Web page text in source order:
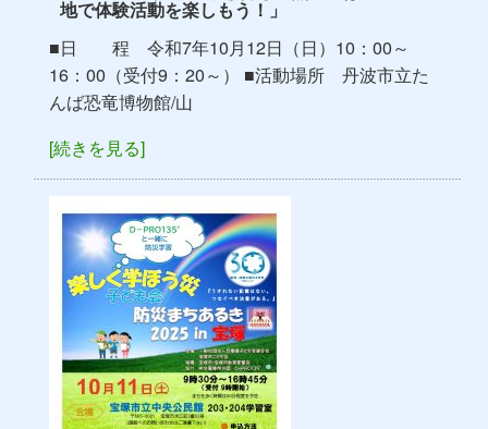
地で体験活動を楽しもう！」
■日 程 令和7年10月12日（日）10：00～
16：00（受付9：20～） ■活動場所 丹波市立た
んば恐竜博物館/山
[続きを見る]